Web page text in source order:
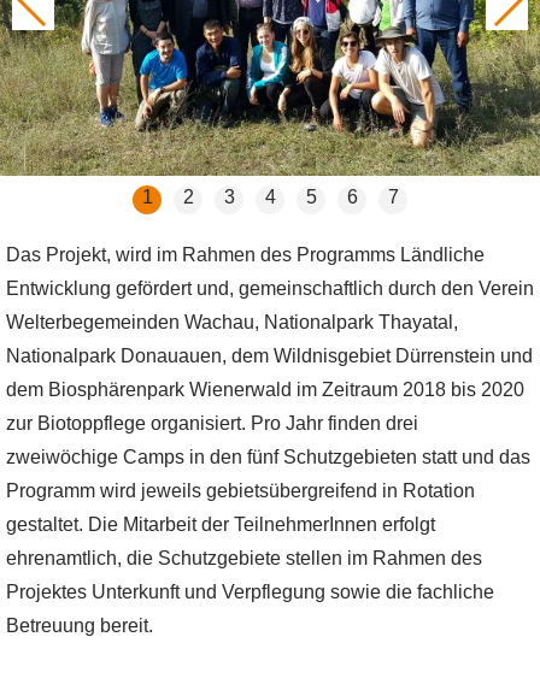
1 2 3 4 5 6 7
Das Projekt, wird im Rahmen des Programms Ländliche
Entwicklung gefördert und, gemeinschaftlich durch den Verein
Welterbegemeinden Wachau, Nationalpark Thayatal,
Nationalpark Donauauen, dem Wildnisgebiet Dürrenstein und
dem Biosphärenpark Wienerwald im Zeitraum 2018 bis 2020
zur Biotoppflege organisiert. Pro Jahr finden drei
zweiwöchige Camps in den fünf Schutzgebieten statt und das
Programm wird jeweils gebietsübergreifend in Rotation
gestaltet. Die Mitarbeit der TeilnehmerInnen erfolgt
ehrenamtlich, die Schutzgebiete stellen im Rahmen des
Projektes Unterkunft und Verpflegung sowie die fachliche
Betreuung bereit.